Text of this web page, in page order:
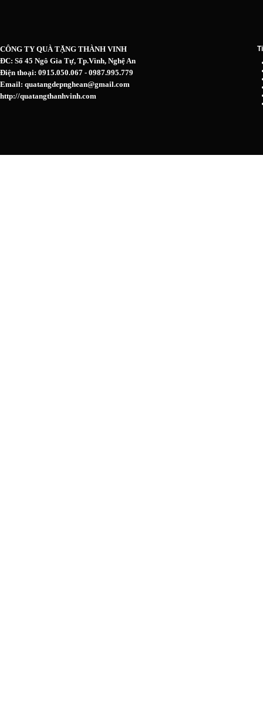
CÔNG TY QUÀ TẶNG THÀNH VINH
ĐC: Số 45 Ngô Gia Tự, Tp.Vinh, Nghệ An
Điện thoại: 0915.050.067 - 0987.995.779
Email: quatangdepnghean@gmail.com
http://quatangthanhvinh.com